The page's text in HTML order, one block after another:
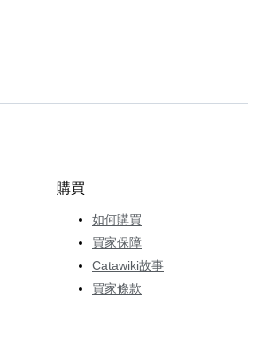
購買
如何購買
買家保障
Catawiki故事
買家條款